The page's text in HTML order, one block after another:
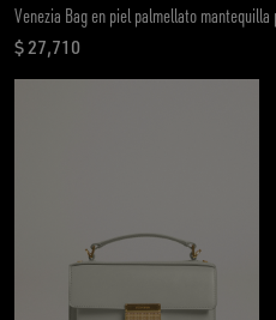
Venezia Bag en piel palmellato
$ 27,710
precio actual $ 27,710